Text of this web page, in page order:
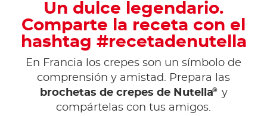
Un dulce legendario.
Comparte la receta con el
hashtag #recetadenutella
En Francia los crepes son un símbolo de
comprensión y amistad. Prepara las
brochetas de crepes de Nutella®
y
compártelas con tus amigos.